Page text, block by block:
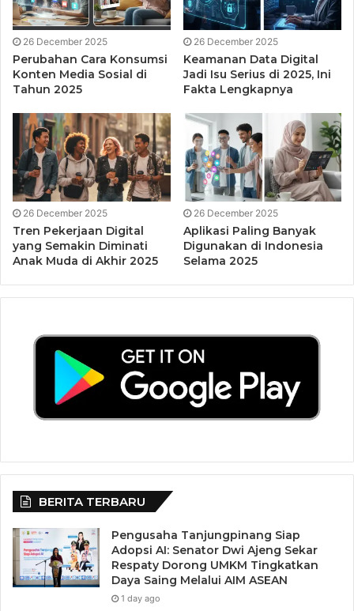
Kurangnya transparansi
: sulit mengetahui asal-usul
produk migas yang diperdagangkan.
Biaya transaksi tinggi
: banyak perantara dalam
proses jual beli.
masih berbasis kertas.
Risiko penipuan dan manipulasi data: data produksi
atau pengiriman bisa dipalsukan.
Proses audit lambat: memverifikasi catatan transaksi
membutuhkan waktu lama.
Blockchain hadir untuk
meningkatkan transparansi,
Penerapan Blockchain dalam
Industri Migas
Pelacakan Rantai Pasok
minyak dan gas (dari eksplorasi hingga
konsumen akhir) tercatat dengan jelas.
Hal ini meningkatkan kepercayaan dan
mengurangi praktik kecurangan.
Smart Contracts
Perjanjian jual beli migas dapat diotomatisasi
26 December 2025
Perubahan Cara Konsumsi
Konten Media Sosial di
Tahun 2025
26 December 2025
Keamanan Data Digital
Jadi Isu Serius di 2025, Ini
Fakta Lengkapnya
26 December 2025
Tren Pekerjaan Digital
yang Semakin Diminati
Anak Muda di Akhir 2025
26 December 2025
Aplikasi Paling Banyak
Digunakan di Indonesia
Selama 2025
BERITA TERBARU
Pengusaha Tanjungpinang Siap
Adopsi AI: Senator Dwi Ajeng Sekar
Respaty Dorong UMKM Tingkatkan
Daya Saing Melalui AIM ASEAN
1 day ago